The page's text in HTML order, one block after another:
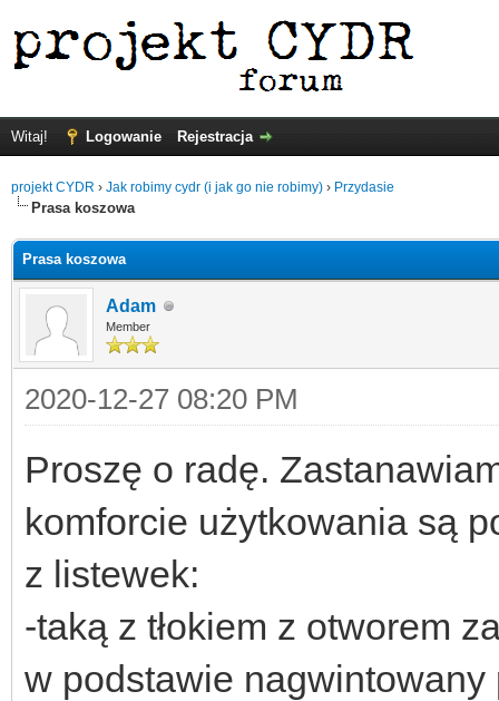
Witaj! Logowanie Rejestracja
projekt CYDR › Jak robimy cydr (i jak go nie robimy) › Przydasie
Prasa koszowa
Prasa koszowa
Adam
Member
2020-12-27 08:20 PM
Proszę o radę.
komforcie użytkowania są
z listewek:
-taką z tłokiem z otworem
w podstawie nagwintowany